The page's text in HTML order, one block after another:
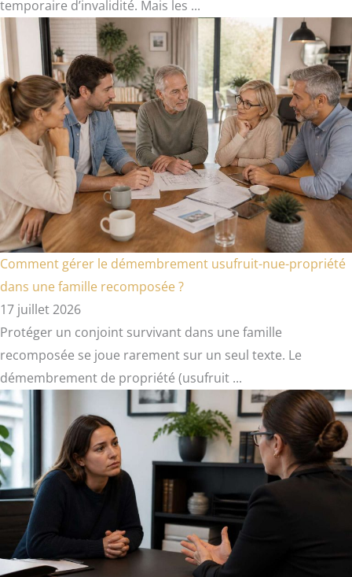
temporaire d’invalidité. Mais les ...
Comment gérer le démembrement usufruit-nue-propriété
dans une famille recomposée ?
17 juillet 2026
Protéger un conjoint survivant dans une famille
recomposée se joue rarement sur un seul texte. Le
démembrement de propriété (usufruit ...